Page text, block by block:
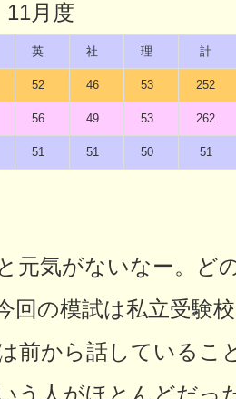
月度
英 社 理 計
52 46 53 252
56 49 53 262
51 51 50 51
元気がないなー。ど
回の模試は私立受験
前から話しているこ